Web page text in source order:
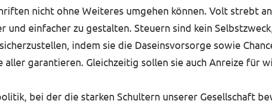
nicht ohne Weiteres umgehen können. Volt strebt
einfacher zu gestalten. Steuern sind kein
indem sie die Daseinsvorsorge sowie
garantieren. Gleichzeitig sollen sie auch Anreize für
bei der die starken Schultern unserer Gesellschaft